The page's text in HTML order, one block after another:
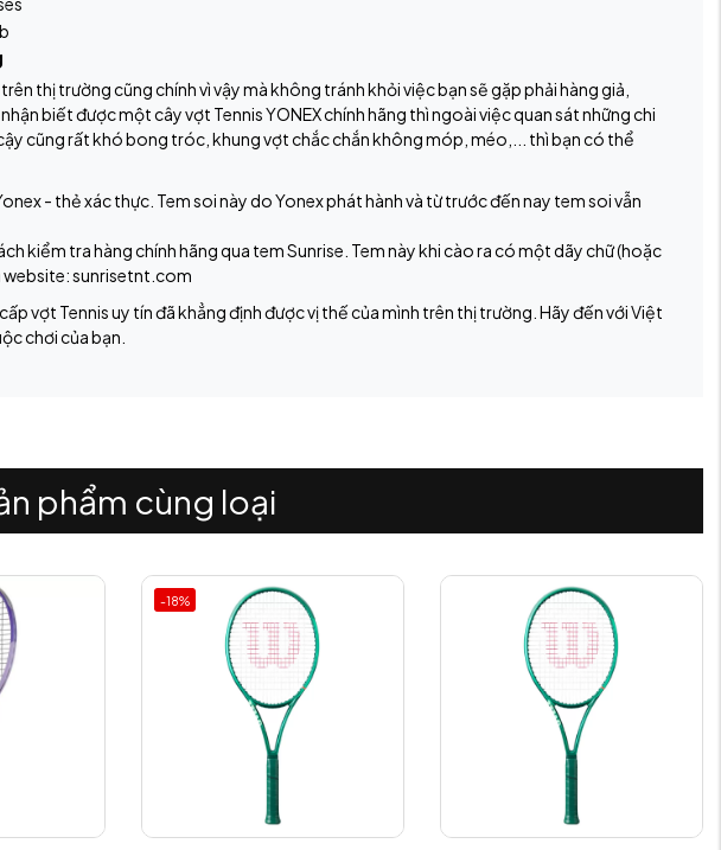
thị trường cũng chính vì vậy mà không tránh khỏi việc bạn sẽ gặp phải hàng giả,
biết được một cây vợt Tennis YONEX chính hãng thì ngoài việc quan sát những chi
cũng rất khó bong tróc, khung vợt chắc chắn không móp, méo,... thì bạn có thể
- thẻ xác thực. Tem soi này do Yonex phát hành và từ trước đến nay tem soi vẫn
kiểm tra hàng chính hãng qua tem Sunrise. Tem này khi cào ra có một dãy chữ (hoặc
website: sunrisetnt.com
vợt Tennis uy tín đã khẳng định được vị thế của mình trên thị trường. Hãy đến với Việt
chơi của bạn.
phẩm cùng loại